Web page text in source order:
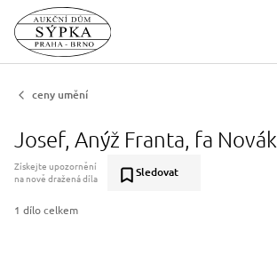
ceny umění
Josef, Anýž Franta, fa Novák
Získejte upozornění
na nově dražená díla
Sledovat
1 dílo celkem